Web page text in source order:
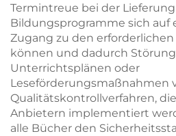
Termintreue bei der
Bildungsprogramme sich auf
Zugang zu den
können und dadurch
Unterrichtsplänen oder
Leseförderungsmaßnahmen
Qualitätskontrollverfahren,
Anbietern implementiert
alle Bücher den